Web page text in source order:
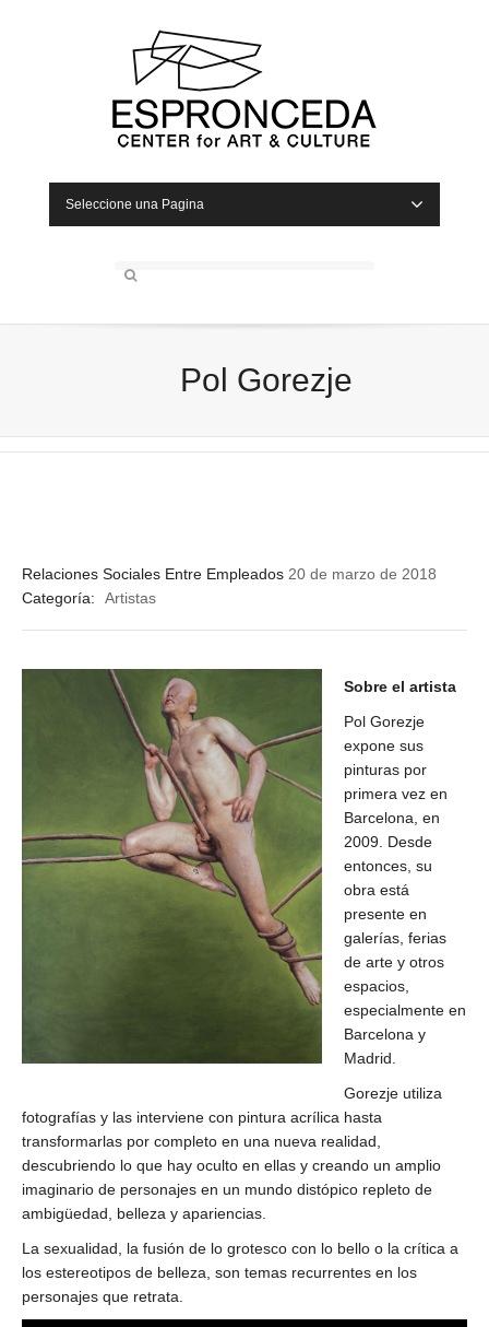
Seleccione una Pagina
Pol Gorezje
Relaciones Sociales Entre Empleados 20 de marzo de 2018
Categoría:
Artistas
Sobre el artista
Pol Gorezje
expone sus
pinturas por
primera vez en
Barcelona, en
2009. Desde
entonces, su
obra está
presente en
galerías, ferias
de arte y otros
espacios,
especialmente en
Barcelona y
Madrid.
Gorezje utiliza
fotografías y las interviene con pintura acrílica hasta
transformarlas por completo en una nueva realidad,
descubriendo lo que hay oculto en ellas y creando un amplio
imaginario de personajes en un mundo distópico repleto de
ambigüedad, belleza y apariencias.
La sexualidad, la fusión de lo grotesco con lo bello o la crítica a
los estereotipos de belleza, son temas recurrentes en los
personajes que retrata.